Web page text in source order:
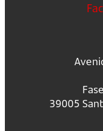
39005